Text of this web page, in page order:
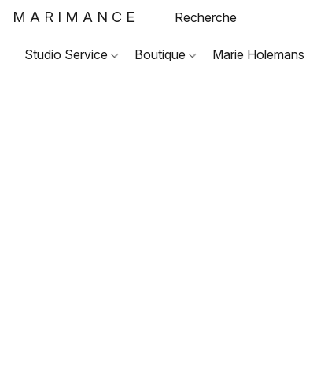
MARIMANCE
Studio Service Boutique Marie Holemans